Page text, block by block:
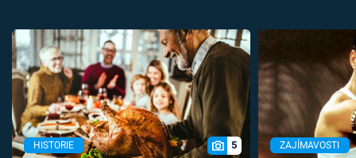
HISTORIE 5 ZAJÍMAVOSTI